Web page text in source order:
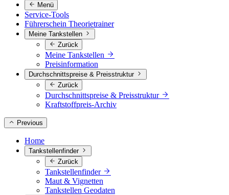
Menü
Service-Tools
Führerschein Theorietrainer
Meine Tankstellen
Zurück
Meine Tankstellen
Preisinformation
Durchschnittspreise & Preisstruktur
Zurück
Durchschnittspreise & Preisstruktur
Kraftstoffpreis-Archiv
Previous
Home
Tankstellenfinder
Zurück
Tankstellenfinder
Maut & Vignetten
Tankstellen Geodaten